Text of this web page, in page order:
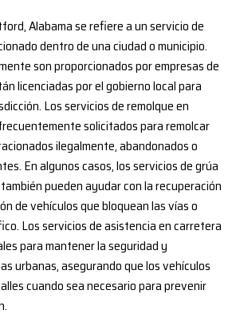
Alabama se refiere a un servicio de
dentro de una ciudad o municipio.
son proporcionados por empresas de
licenciadas por el gobierno local para
Los servicios de remolque en
solicitados para remolcar
ilegalmente, abandonados o
En algunos casos, los servicios de grúa
pueden ayudar con la recuperación
de vehículos que bloquean las vías o
Los servicios de asistencia en carretera
para mantener la seguridad y
urbanas, asegurando que los vehículos
cuando sea necesario para prevenir